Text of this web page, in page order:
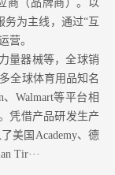
商（品牌商）。以
务为主线，通过“互
营。
量器械等，全球销
全球体育用品知名
、Walmart等平台相
凭借产品研发生产
美国Academy、德
Tir···